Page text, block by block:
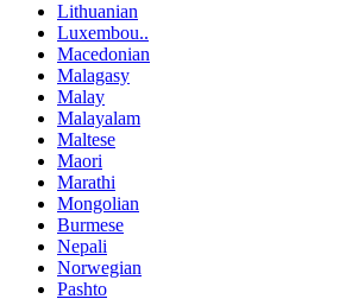
Lithuanian
Luxembou..
Macedonian
Malagasy
Malay
Malayalam
Maltese
Maori
Marathi
Mongolian
Burmese
Nepali
Norwegian
Pashto